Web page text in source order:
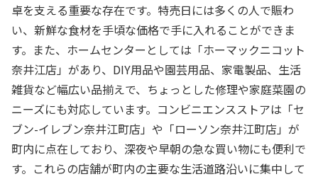
卓を支える重要な存在です。特売日には多くの人で賑わ
い、新鮮な食材を手頃な価格で手に入れることができま
す。また、ホームセンターとしては「ホーマックニコット
奈井江店」があり、DIY用品や園芸用品、家電製品、生活
雑貨など幅広い品揃えで、ちょっとした修理や家庭菜園の
ニーズにも対応しています。コンビニエンスストアは「セ
ブン-イレブン奈井江町店」や「ローソン奈井江町店」が
町内に点在しており、深夜や早朝の急な買い物にも便利で
す。これらの店舗が町内の主要な生活道路沿いに集中して